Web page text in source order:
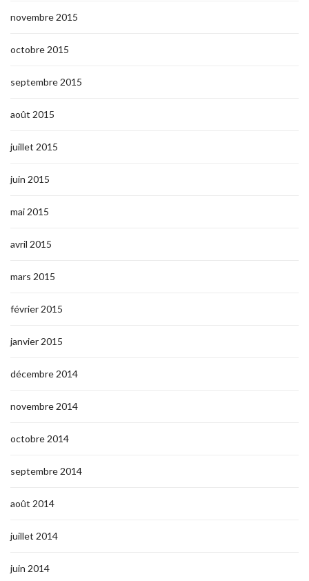
novembre 2015
octobre 2015
septembre 2015
août 2015
juillet 2015
juin 2015
mai 2015
avril 2015
mars 2015
février 2015
janvier 2015
décembre 2014
novembre 2014
octobre 2014
septembre 2014
août 2014
juillet 2014
juin 2014